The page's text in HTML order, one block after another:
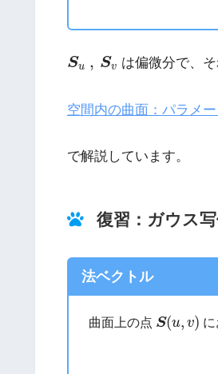
Su , Sv
Su v は偏微分で、
空間内の曲面：パラメ
で解説しています。
復習：ガウス
法ベクトル
曲面上の点 S(u, v)
S(u )